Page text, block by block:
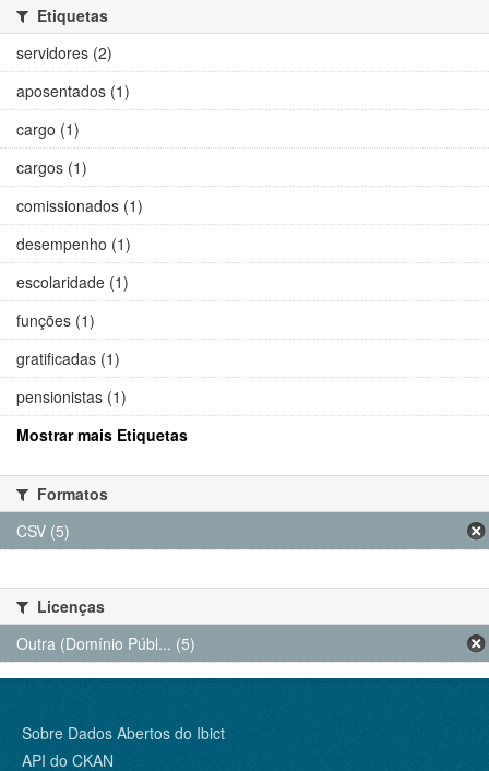
Etiquetas
servidores (2)
aposentados (1)
cargo (1)
cargos (1)
comissionados (1)
desempenho (1)
escolaridade (1)
funções (1)
gratificadas (1)
pensionistas (1)
Mostrar mais Etiquetas
Formatos
CSV (5)
Licenças
Outra (Domínio Públ... (5)
Sobre Dados Abertos do Ibict
API do CKAN